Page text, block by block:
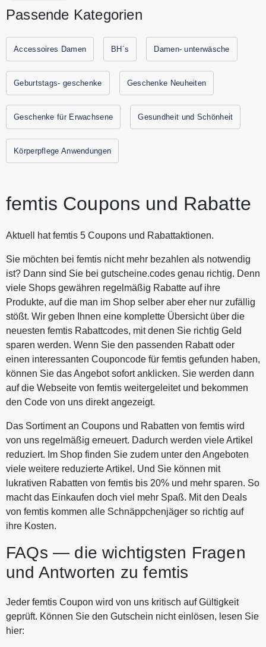
Sortiment an innovativen Period Panties in allen Styles,
Kollektion bis zu 6XL & extra Wärmepanties. femtis bietet Dir
den ultimativen Mix aus Nachhaltigkeit, Komfort und
Sicherheit für eine angenehme Periode. Alle aktuellen
Gutscheine und Rabattaktionen von femtis findest Du immer
hier auf Gutscheine.codes.
Passende Kategorien
Accessoires Damen BH´s Damen- unterwäsche
Geburtstags- geschenke Geschenke Neuheiten
Geschenke für Erwachsene Gesundheit und Schönheit
Körperpflege Anwendungen
femtis Coupons und Rabatte
Aktuell hat femtis 5 Coupons und Rabattaktionen.
Sie möchten bei femtis nicht mehr bezahlen als notwendig
ist? Dann sind Sie bei gutscheine.codes genau richtig. Denn
viele Shops gewähren regelmäßig Rabatte auf ihre
Produkte, auf die man im Shop selber aber eher nur zufällig
stößt. Wir geben Ihnen eine komplette Übersicht über die
neuesten femtis Rabattcodes, mit denen Sie richtig Geld
sparen werden. Wenn Sie den passenden Rabatt oder
einen interessanten Couponcode für femtis gefunden haben,
können Sie das Angebot sofort anklicken. Sie werden dann
auf die Webseite von femtis weitergeleitet und bekommen
den Code von uns direkt angezeigt.
Das Sortiment an Coupons und Rabatten von femtis wird
von uns regelmäßig erneuert. Dadurch werden viele Artikel
reduziert. Im Shop finden Sie zudem unter den Angeboten
viele weitere reduzierte Artikel. Und Sie können mit
lukrativen Rabatten von femtis bis 20% und mehr sparen. So
macht das Einkaufen doch viel mehr Spaß. Mit den Deals
von femtis kommen alle Schnäppchenjäger so richtig auf
ihre Kosten.
FAQs — die wichtigsten Fragen
und Antworten zu femtis
Jeder femtis Coupon wird von uns kritisch auf Gültigkeit
geprüft. Können Sie den Gutschein nicht einlösen, lesen Sie
hier: